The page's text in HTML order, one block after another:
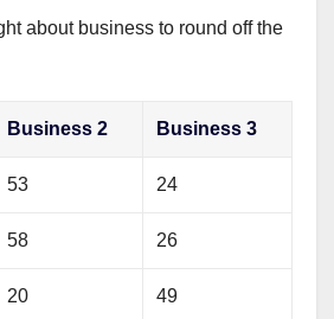
about business to round off the
Business 2 Business 3
53 24
58 26
20 49